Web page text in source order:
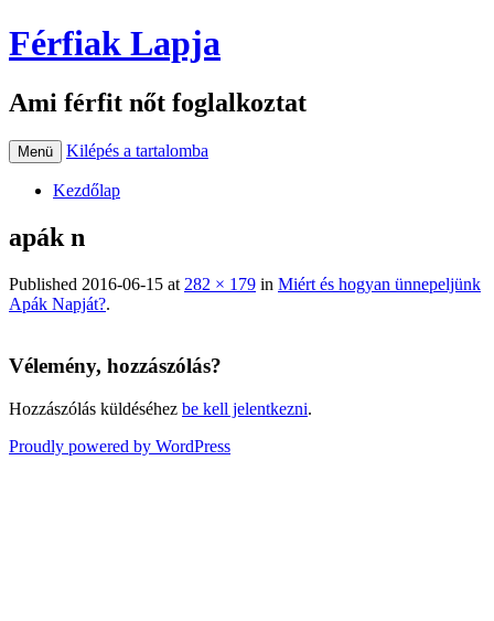
Férfiak Lapja
Ami férfit nőt foglalkoztat
Menü Kilépés a tartalomba
Kezdőlap
apák n
Published 2016-06-15 at 282 × 179 in Miért és hogyan ünnepeljünk
Apák Napját?.
Vélemény, hozzászólás?
Hozzászólás küldéséhez be kell jelentkezni.
Proudly powered by WordPress